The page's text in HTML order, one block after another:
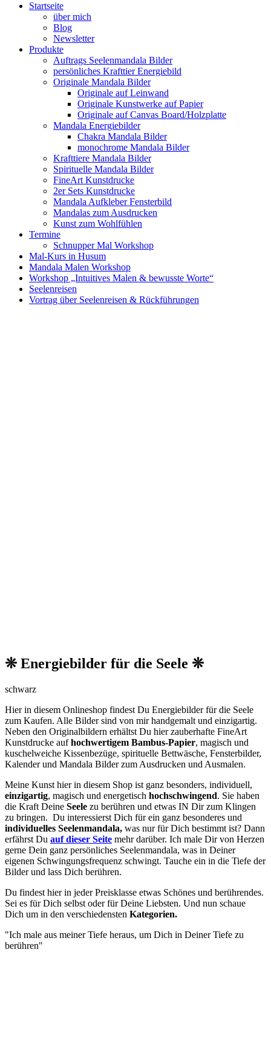
Startseite
über mich
Blog
Newsletter
Produkte
Auftrags Seelenmandala Bilder
persönliches Krafttier Energiebild
Originale Mandala Bilder
Originale auf Leinwand
Originale Kunstwerke auf Papier
Originale auf Canvas Board/Holzplatte
Mandala Energiebilder
Chakra Mandala Bilder
monochrome Mandala Bilder
Krafttiere Mandala Bilder
Spirituelle Mandala Bilder
FineArt Kunstdrucke
2er Sets Kunstdrucke
Mandala Aufkleber Fensterbild
Mandalas zum Ausdrucken
Kunst zum Wohlfühlen
Termine
Schnupper Mal Workshop
Mal-Kurs in Husum
Mandala Malen Workshop
Workshop „Intuitives Malen & bewusste Worte“
Seelenreisen
Vortrag über Seelenreisen & Rückführungen
❊ Energiebilder für die Seele ❊
schwarz
Hier in diesem Onlineshop findest Du Energiebilder für die Seele
zum Kaufen. Alle Bilder sind von mir handgemalt und einzigartig.
Neben den Originalbildern erhältst Du hier zauberhafte FineArt
Kunstdrucke aufhochwertigem Bambus-Papier, magisch und
kuschelweiche Kissenbezüge, spirituelle Bettwäsche, Fensterbilder,
Kalender und Mandala Bilder zum Ausdrucken und Ausmalen.
Meine Kunst hier in diesem Shop ist ganz besonders, individuell,
einzigartig, magisch und energetisch hochschwingend. Sie haben
die Kraft Deine Seele zu berühren und etwas IN Dir zum Klingen
zu bringen. Du interessierst Dich für ein ganz besonderes und
individuelles Seelenmandala, was nur für Dich bestimmt ist? Dann
erfährst Du auf dieser Seite mehr darüber. Ich male Dir von Herzen
gerne Dein ganz persönliches Seelenmandala, was in Deiner
eigenen Schwingungsfrequenz schwingt. Tauche ein in die Tiefe der
Bilder und lass Dich berühren.
Du findest hier in jeder Preisklasse etwas Schönes und berührendes.
Sei es für Dich selbst oder für Deine Liebsten. Und nun schaue
Dich um in den verschiedensten Kategorien.
"Ich male aus meiner Tiefe heraus, um Dich in Deiner Tiefe zu
berühren"